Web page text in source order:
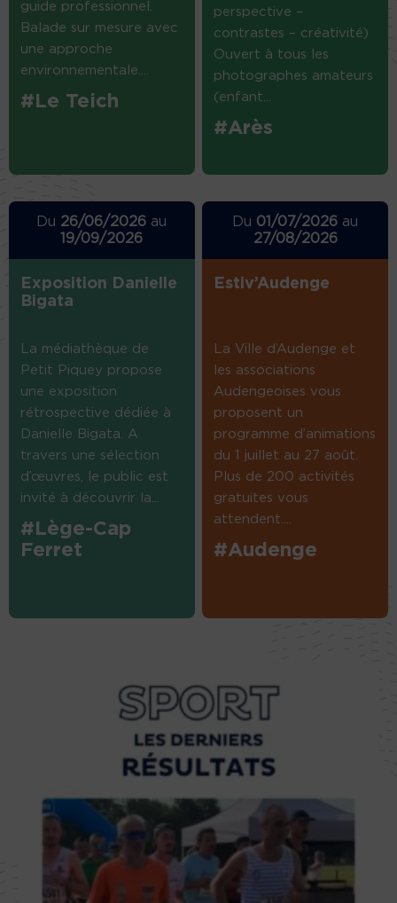
guide professionnel.
Balade sur mesure avec
une approche
environnementale....
#Le Teich
perspective –
contrastes – créativité)
Ouvert à tous les
photographes amateurs
(enfant...
#Arès
Du 26/06/2026 au
19/09/2026
Exposition Danielle
Bigata
La médiathèque de
Petit Piquey propose
une exposition
rétrospective dédiée à
Danielle Bigata. A
travers une sélection
d’œuvres, le public est
invité à découvrir la...
#Lège-Cap
Ferret
Du 01/07/2026 au
27/08/2026
Estiv’Audenge
La Ville d’Audenge et
les associations
Audengeoises vous
proposent un
programme d’animations
du 1 juillet au 27 août.
Plus de 200 activités
gratuites vous
attendent....
#Audenge